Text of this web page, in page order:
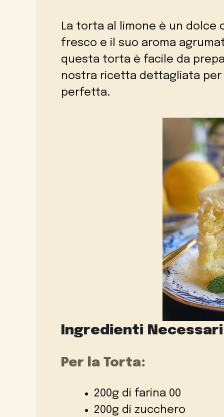
La torta al limone è un dolce
fresco e il suo aroma
questa torta è facile da
nostra ricetta dettagliata per
perfetta.
Ingredienti Necessari
Per la Torta:
200g di farina 00
200g di zucchero